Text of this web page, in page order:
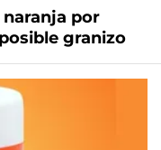
por
granizo